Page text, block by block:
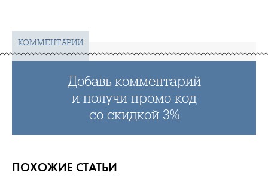
КОММЕНТАРИИ
Добавь комментарий
и получи промо код
со скидкой 3%
ПОХОЖИЕ СТАТЬИ